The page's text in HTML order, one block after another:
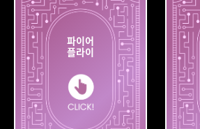
파이어
플라이